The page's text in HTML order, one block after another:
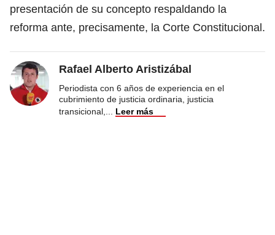
presentación de su concepto respaldando la
reforma ante, precisamente, la Corte Constitucional.
Rafael Alberto Aristizábal
Periodista con 6 años de experiencia en el
cubrimiento de justicia ordinaria, justicia
transicional,
Leer más